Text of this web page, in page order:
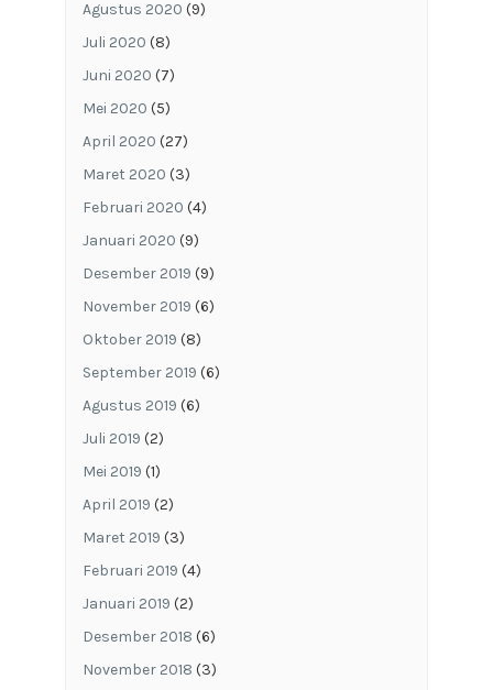
Agustus 2020 (9)
Juli 2020 (8)
Juni 2020 (7)
Mei 2020 (5)
April 2020 (27)
Maret 2020 (3)
Februari 2020 (4)
Januari 2020 (9)
Desember 2019 (9)
November 2019 (6)
Oktober 2019 (8)
September 2019 (6)
Agustus 2019 (6)
Juli 2019 (2)
Mei 2019 (1)
April 2019 (2)
Maret 2019 (3)
Februari 2019 (4)
Januari 2019 (2)
Desember 2018 (6)
November 2018 (3)